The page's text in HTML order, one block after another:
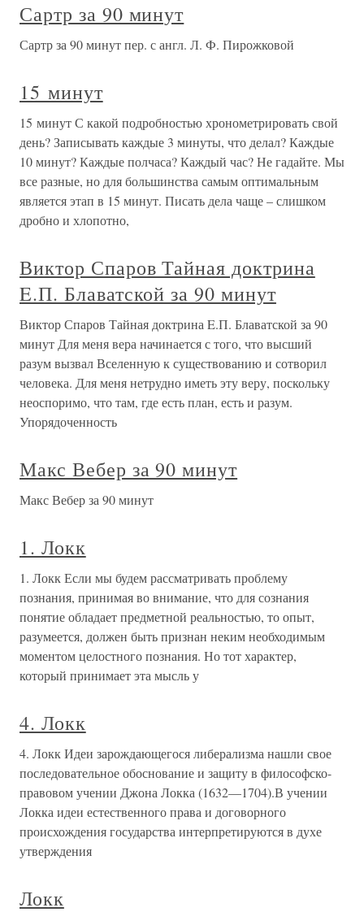
Сартр за 90 минут
Сартр за 90 минут пер. с англ. Л. Ф. Пирожковой
15 минут
15 минут С какой подробностью хронометрировать свой
день? Записывать каждые 3 минуты, что делал? Каждые
10 минут? Каждые полчаса? Каждый час? Не гадайте. Мы
все разные, но для большинства самым оптимальным
является этап в 15 минут. Писать дела чаще – слишком
дробно и хлопотно,
Виктор Спаров Тайная доктрина
E.П. Блаватской за 90 минут
Виктор Спаров Тайная доктрина E.П. Блаватской за 90
минут Для меня вера начинается с того, что высший
разум вызвал Вселенную к существованию и сотворил
человека. Для меня нетрудно иметь эту веру, поскольку
неоспоримо, что там, где есть план, есть и разум.
Упорядоченность
Макс Вебер за 90 минут
Макс Вебер за 90 минут
1. Локк
1. Локк Если мы будем рассматривать проблему
познания, принимая во внимание, что для сознания
понятие обладает предметной реальностью, то опыт,
разумеется, должен быть признан неким необходимым
моментом целостного познания. Но тот характер,
который принимает эта мысль у
4. Локк
4. Локк Идеи зарождающегося либерализма нашли свое
последовательное обоснование и защиту в философско-
правовом учении Джона Локка (1632—1704).В учении
Локка идеи естественного права и договорного
происхождения государства интерпретируются в духе
утверждения
Локк